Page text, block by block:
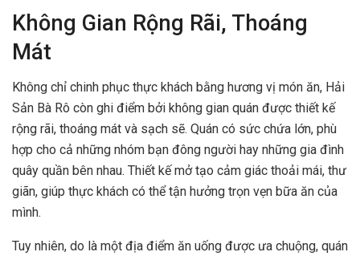
Không Gian Rộng Rãi, Thoáng
Mát
Không chỉ chinh phục thực khách bằng hương vị món ăn, Hải
Sản Bà Rô còn ghi điểm bởi không gian quán được thiết kế
rộng rãi, thoáng mát và sạch sẽ. Quán có sức chứa lớn, phù
hợp cho cả những nhóm bạn đông người hay những gia đình
quây quần bên nhau. Thiết kế mở tạo cảm giác thoải mái, thư
giãn, giúp thực khách có thể tận hưởng trọn vẹn bữa ăn của
mình.
Tuy nhiên, do là một địa điểm ăn uống được ưa chuộng, quán